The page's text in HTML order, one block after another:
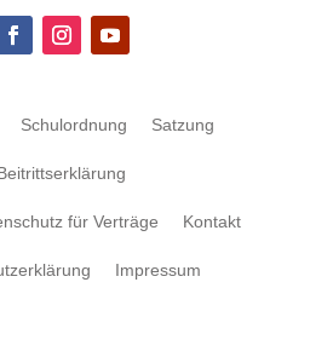
Schulordnung Satzung
für Verträge Kontakt
Impressum